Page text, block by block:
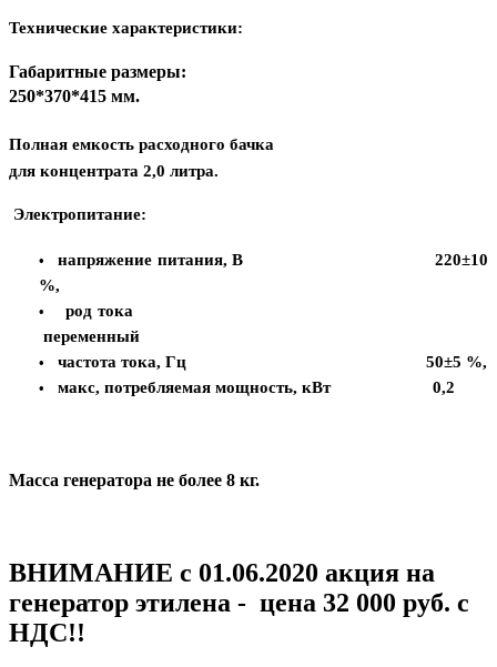
Технические характеристики:
Габаритные размеры:
250*370*415 мм.
Полная емкость расходного бачка
для концентрата 2,0 литра.
Электропитание:
•
напряжение питания, В 220±10
%,
•
род тока
переменный
• частота тока, Гц 50±5 %,
• макс, потребляемая мощность, кВт 0,2
Масса генератора не более 8 кг.
ВНИМАНИЕ с 01.06.2020 акция на
генератор этилена - цена 32 000 руб. с
НДС!!